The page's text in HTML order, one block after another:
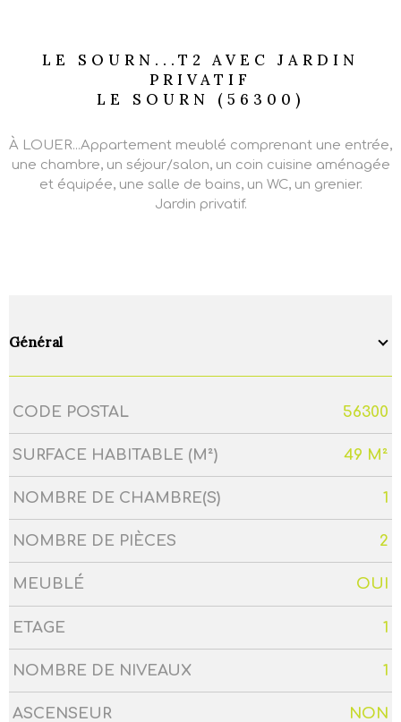
LE SOURN...T2 AVEC JARDIN
PRIVATIF
LE SOURN (56300)
À LOUER...Appartement meublé comprenant une entrée,
une chambre, un séjour/salon, un coin cuisine aménagée
et équipée, une salle de bains, un WC, un grenier.
Jardin privatif.
Général
Caractérisque Valeurs
CODE POSTAL 56300
SURFACE HABITABLE (M²) 49 M²
NOMBRE DE CHAMBRE(S) 1
NOMBRE DE PIÈCES 2
MEUBLÉ OUI
ETAGE 1
NOMBRE DE NIVEAUX 1
ASCENSEUR NON